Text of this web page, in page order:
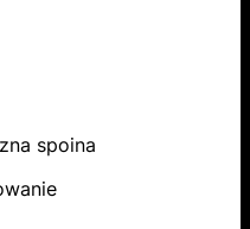
spoina